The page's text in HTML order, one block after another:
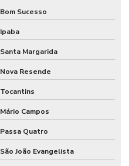
Bom Sucesso
Ipaba
Santa Margarida
Nova Resende
Tocantins
Mário Campos
Passa Quatro
São João Evangelista